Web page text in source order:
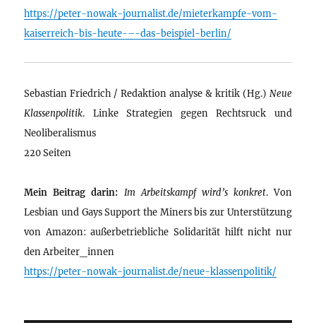
https://peter-nowak-journalist.de/mieterkampfe-vom-
kaiserreich-bis-heute-–-das-beispiel-berlin/
Sebastian Friedrich / Redaktion analyse & kritik (Hg.) Neue
Klassenpolitik. Linke Strategien gegen Rechtsruck und
Neoliberalismus
220 Seiten
Mein Beitrag darin: Im Arbeitskampf wird’s konkret. Von
Lesbian und Gays Support the Miners bis zur Unterstützung
von Amazon: außerbetriebliche Solidarität hilft nicht nur
den Arbeiter_innen
https://peter-nowak-journalist.de/neue-klassenpolitik/